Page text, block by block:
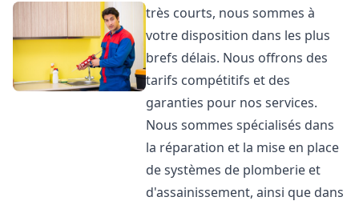
très courts, nous sommes à
votre disposition dans les plus
brefs délais. Nous offrons des
tarifs compétitifs et des
garanties pour nos services.
Nous sommes spécialisés dans
la réparation et la mise en place
de systèmes de plomberie et
d'assainissement, ainsi que dans